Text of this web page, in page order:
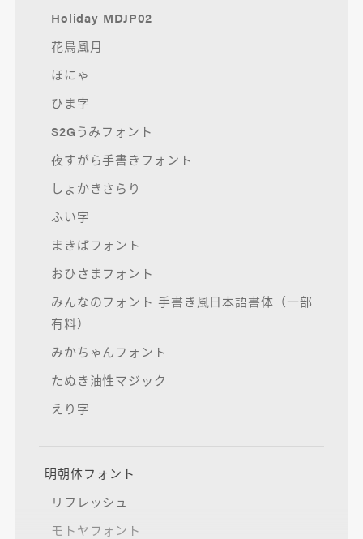
Holiday MDJP02
花鳥風月
ほにゃ
ひま字
S2Gうみフォント
夜すがら手書きフォント
しょかきさらり
ふい字
まきばフォント
おひさまフォント
みんなのフォント 手書き風日本語書体（一部
有料）
みかちゃんフォント
たぬき油性マジック
えり字
明朝体フォント
リフレッシュ
モトヤフォント